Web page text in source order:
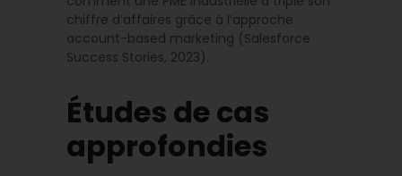
chiffre d’affaires grâce à l’approche
account-based marketing (Salesforce
Success Stories, 2023).
Études de cas
approfondies